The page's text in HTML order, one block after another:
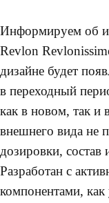
Информируем об
Revlon
дизайне будет
в переходный
как в новом, так и
внешнего вида не
дозировки, состав
Разработан с
компонентами,